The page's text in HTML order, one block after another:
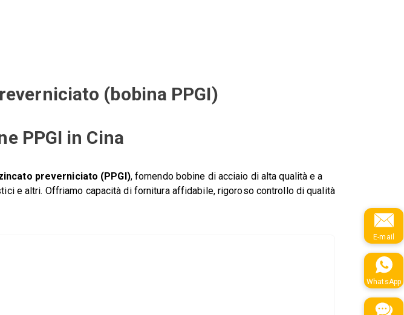
(bobina PPGI)
PPGI in Cina
preverniciato (PPGI), fornendo bobine di acciaio di alta qualità e a
e altri. Offriamo capacità di fornitura affidabile, rigoroso controllo di qualità
E-mail
WhatsApp